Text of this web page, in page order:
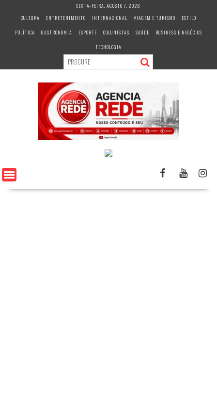
c
SEXTA-FEIRA, AGOSTO 7, 2026
CULTURA
ENTRETENIMENTO INTERNACIONAL VIAGEM E TURISMO
ESTILO
POLÍTICA
GASTRONOMIA ESPORTE COLUNISTAS SAÚDE
BUSINESS E NEGÓCIOS
TECNOLOGIA